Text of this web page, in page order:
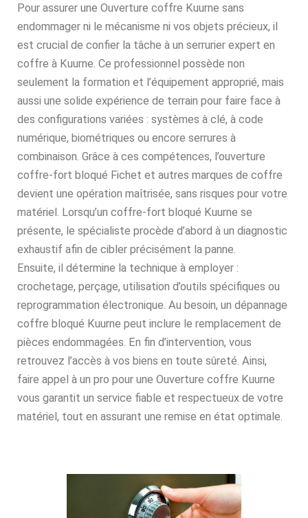
Pour assurer une Ouverture coffre Kuurne sans
endommager ni le mécanisme ni vos objets précieux, il
est crucial de confier la tâche à un serrurier expert en
coffre à Kuurne. Ce professionnel possède non
seulement la formation et l’équipement approprié, mais
aussi une solide expérience de terrain pour faire face à
des configurations variées : systèmes à clé, à code
numérique, biométriques ou encore serrures à
combinaison. Grâce à ces compétences, l’ouverture
coffre-fort bloqué Fichet et autres marques de coffre
devient une opération maîtrisée, sans risques pour votre
matériel. Lorsqu’un coffre-fort bloqué Kuurne se
présente, le spécialiste procède d’abord à un diagnostic
exhaustif afin de cibler précisément la panne.
Ensuite, il détermine la technique à employer :
crochetage, perçage, utilisation d’outils spécifiques ou
reprogrammation électronique. Au besoin, un dépannage
coffre bloqué Kuurne peut inclure le remplacement de
pièces endommagées. En fin d’intervention, vous
retrouvez l’accès à vos biens en toute sûreté. Ainsi,
faire appel à un pro pour une Ouverture coffre Kuurne
vous garantit un service fiable et respectueux de votre
matériel, tout en assurant une remise en état optimale.